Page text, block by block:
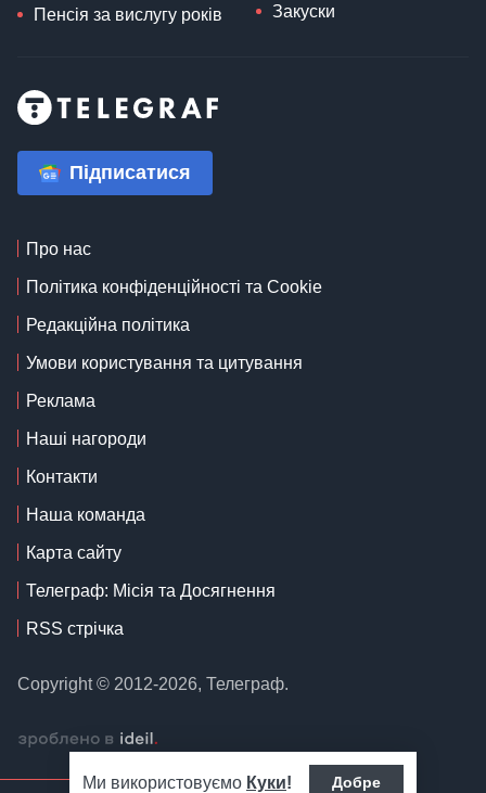
Ми використовуємо Куки! Добре
Пенсія за вислугу років Закуски
Підписатися
Про нас
Політика конфіденційності та Cookie
Редакційна політика
Умови користування та цитування
Реклама
Наші нагороди
Контакти
Наша команда
Карта сайту
Телеграф: Місія та Досягнення
RSS стрічка
Copyright © 2012-2026, Телеграф.